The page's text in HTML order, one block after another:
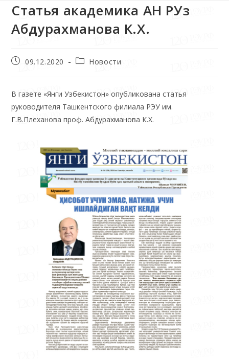
Статья академика АН РУз
Абдурахманова К.Х.
09.12.2020 Новости
В газете «Янги Узбекистон» опубликована статья
руководителя Ташкентского филиала РЭУ им.
Г.В.Плеханова проф. Абдурахманова К.Х.